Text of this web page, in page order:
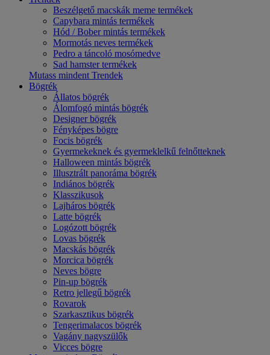
Beszélgető macskák meme termékek
Capybara mintás termékek
Hód / Bober mintás termékek
Mormotás neves termékek
Pedro a táncoló mosómedve
Sad hamster termékek
Mutass mindent Trendek
Bögrék
Állatos bögrék
Álomfogó mintás bögrék
Designer bögrék
Fényképes bögre
Focis bögrék
Gyermekeknek és gyermeklelkű felnőtteknek
Halloween mintás bögrék
Illusztrált panoráma bögrék
Indiános bögrék
Klasszikusok
Lajháros bögrék
Latte bögrék
Logózott bögrék
Lovas bögrék
Macskás bögrék
Morcica bögrék
Neves bögre
Pin-up bögrék
Retro jellegű bögrék
Rovarok
Szarkasztikus bögrék
Tengerimalacos bögrék
Vagány nagyszülők
Vicces bögre